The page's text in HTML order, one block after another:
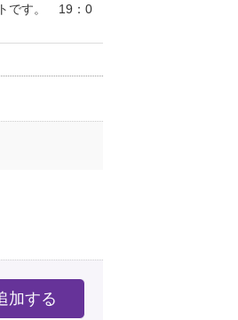
トです。 19：0
加する